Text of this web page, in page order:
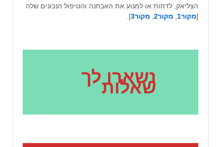
הצליאק, לדחות או למנוע את האבחנה והטיפול הנכונים שלה
[מקור1 מקור2 מקור3 ].
נשארו לך
שאלות